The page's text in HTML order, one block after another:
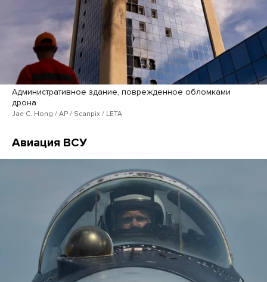
Административное здание, поврежденное обломками
дрона
Jae C. Hong / AP / Scanpix / LETA
Авиация ВСУ